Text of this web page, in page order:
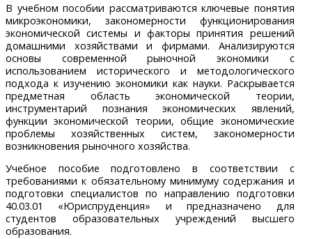
В учебном пособии рассматриваются ключевые понятия
микроэкономики, закономерности функционирования
экономической системы и факторы принятия решений
домашними хозяйствами и фирмами. Анализируются
основы современной рыночной экономики с
использованием исторического и методологического
подхода к изучению экономики как науки. Раскрывается
предметная область экономической теории,
инструментарий познания экономических явлений,
функции экономической теории, общие экономические
проблемы хозяйственных систем, закономерности
возникновения рыночного хозяйства.
Учебное пособие подготовлено в соответствии с
требованиями к обязательному минимуму содержания и
подготовки специалистов по направлению подготовки
40.03.01 «Юриспруденция» и предназначено для
студентов образовательных учреждений высшего
образования.